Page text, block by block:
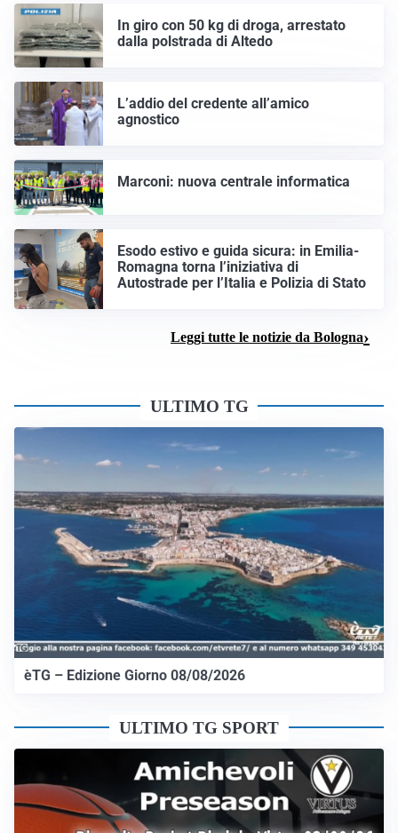
In giro con 50 kg di droga, arrestato
dalla polstrada di Altedo
L’addio del credente all’amico
agnostico
Marconi: nuova centrale informatica
Esodo estivo e guida sicura: in Emilia-
Romagna torna l’iniziativa di
Autostrade per l’Italia e Polizia di Stato
Leggi tutte le notizie da Bologna
ULTIMO TG
èTG – Edizione Giorno 08/08/2026
ULTIMO TG SPORT